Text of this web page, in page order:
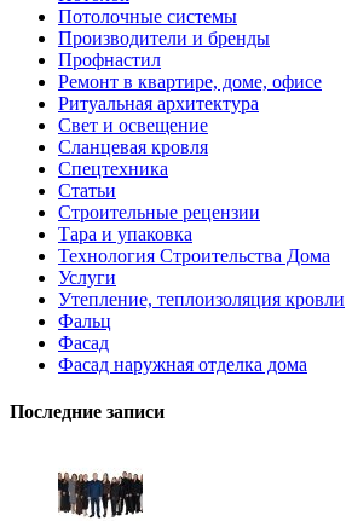
Потолочные системы
Производители и бренды
Профнастил
Ремонт в квартире, доме, офисе
Ритуальная архитектура
Свет и освещение
Сланцевая кровля
Спецтехника
Статьи
Строительные рецензии
Тара и упаковка
Технология Строительства Дома
Услуги
Утепление, теплоизоляция кровли
Фальц
Фасад
Фасад наружная отделка дома
Последние записи